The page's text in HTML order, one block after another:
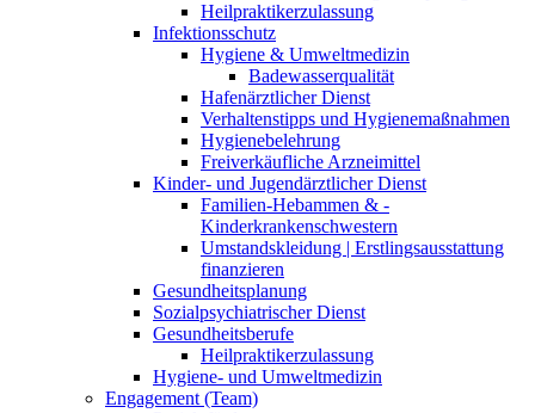
Heilpraktikerzulassung
Infektionsschutz
Hygiene & Umweltmedizin
Badewasserqualität
Hafenärztlicher Dienst
Verhaltenstipps und Hygienemaßnahmen
Hygienebelehrung
Freiverkäufliche Arzneimittel
Kinder- und Jugendärztlicher Dienst
Familien-Hebammen & -
Kinderkrankenschwestern
Umstandskleidung | Erstlingsausstattung
finanzieren
Gesundheitsplanung
Sozialpsychiatrischer Dienst
Gesundheitsberufe
Heilpraktikerzulassung
Hygiene- und Umweltmedizin
Engagement (Team)